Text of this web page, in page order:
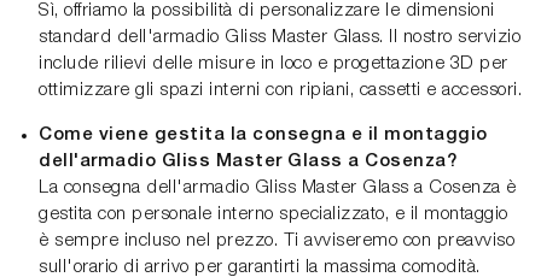
Sì, offriamo la possibilità di personalizzare le dimensioni
standard dell'armadio Gliss Master Glass. Il nostro servizio
include rilievi delle misure in loco e progettazione 3D per
ottimizzare gli spazi interni con ripiani, cassetti e accessori.
Come viene gestita la consegna e il montaggio
dell'armadio Gliss Master Glass a Cosenza?
La consegna dell'armadio Gliss Master Glass a Cosenza è
gestita con personale interno specializzato, e il montaggio
è sempre incluso nel prezzo. Ti avviseremo con preavviso
sull'orario di arrivo per garantirti la massima comodità.